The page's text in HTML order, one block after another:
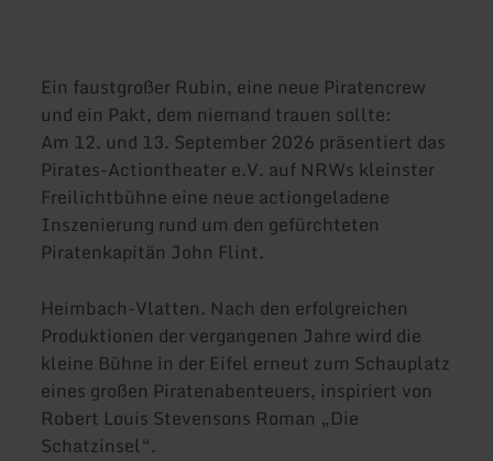
Ein faustgroßer Rubin, eine neue Piratencrew
und ein Pakt, dem niemand trauen sollte:
Am 12. und 13. September 2026 präsentiert das
Pirates-Actiontheater e.V. auf NRWs kleinster
Freilichtbühne eine neue actiongeladene
Inszenierung rund um den gefürchteten
Piratenkapitän John Flint.
Heimbach-Vlatten. Nach den erfolgreichen
Produktionen der vergangenen Jahre wird die
kleine Bühne in der Eifel erneut zum Schauplatz
eines großen Piratenabenteuers, inspiriert von
Robert Louis Stevensons Roman „Die
Schatzinsel“.